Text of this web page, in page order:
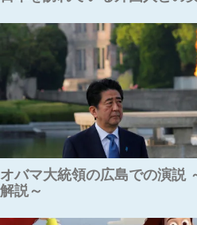
オバマ大統領の広島での演説
解説～